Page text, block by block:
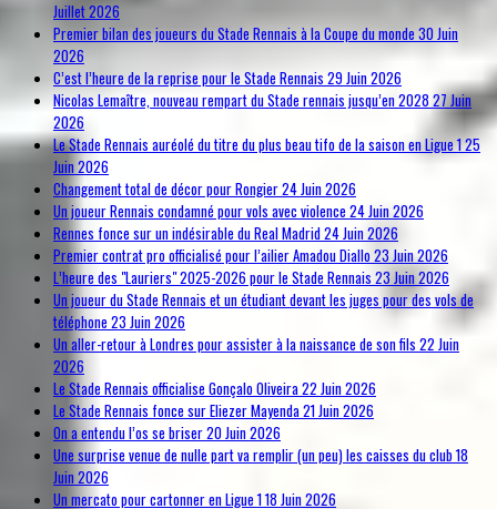
Juillet 2026
Premier bilan des joueurs du Stade Rennais à la Coupe du monde 30 Juin
2026
C’est l’heure de la reprise pour le Stade Rennais 29 Juin 2026
Nicolas Lemaître, nouveau rempart du Stade rennais jusqu’en 202827 Juin
2026
Le Stade Rennais auréolé du titre du plus beau tifo de la saison en Ligue 125
Juin 2026
Changement total de décor pour Rongier24 Juin 2026
Un joueur Rennais condamné pour vols avec violence 24 Juin 2026
Rennes fonce sur un indésirable du Real Madrid24 Juin 2026
Premier contrat pro officialisé pour l’ailier Amadou Diallo23 Juin 2026
L’heure des "Lauriers" 2025-2026 pour le Stade Rennais 23 Juin 2026
Un joueur du Stade Rennais et un étudiant devant les juges pour des vols de
téléphone 23 Juin 2026
Un aller-retour à Londres pour assister à la naissance de son fils 22 Juin
2026
Le Stade Rennais officialise Gonçalo Oliveira22 Juin 2026
Le Stade Rennais fonce sur Eliezer Mayenda21 Juin 2026
On a entendu l’os se briser20 Juin 2026
Une surprise venue de nulle part va remplir (un peu) les caisses du club18
Juin 2026
Un mercato pour cartonner en Ligue 118 Juin 2026